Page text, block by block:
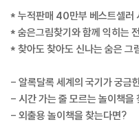
* 누적판매 40만부 베스트셀러
* 숨은그림찾기와 함께 익히는
* 찾아도 찾아도 신나는 숨은
- 알록달록 세계의 국기가 궁금
- 시간 가는 줄 모르는 놀이책을
- 외출용 놀이책을 찾는다면?